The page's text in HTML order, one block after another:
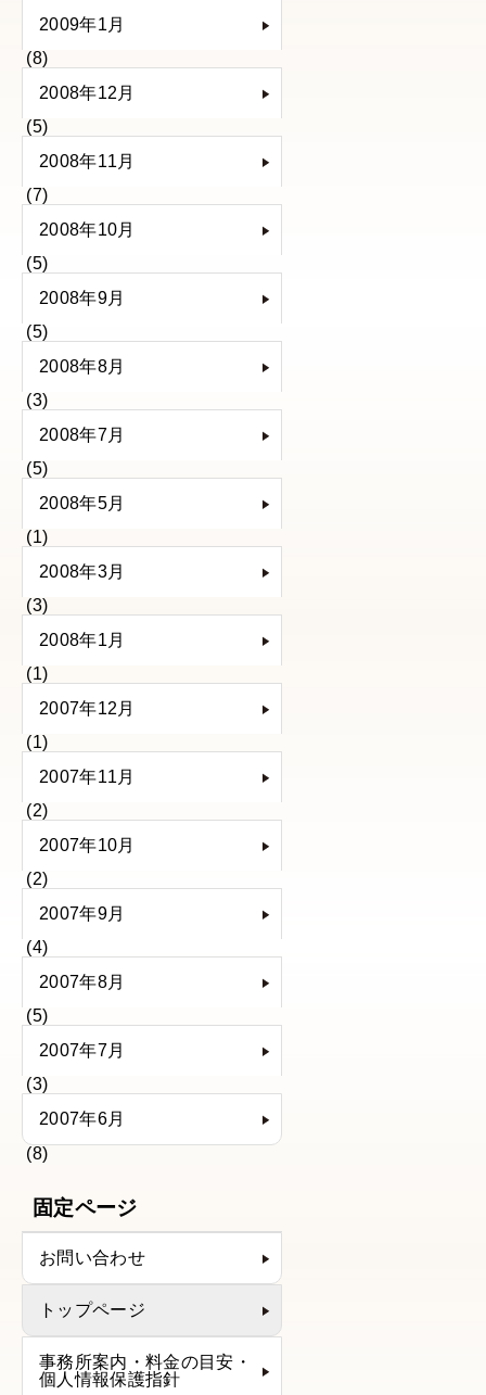
2009年1月
(8)
2008年12月
(5)
2008年11月
(7)
2008年10月
(5)
2008年9月
(5)
2008年8月
(3)
2008年7月
(5)
2008年5月
(1)
2008年3月
(3)
2008年1月
(1)
2007年12月
(1)
2007年11月
(2)
2007年10月
(2)
2007年9月
(4)
2007年8月
(5)
2007年7月
(3)
2007年6月
(8)
固定ページ
お問い合わせ
トップページ
事務所案内・料金の目安・
個人情報保護指針